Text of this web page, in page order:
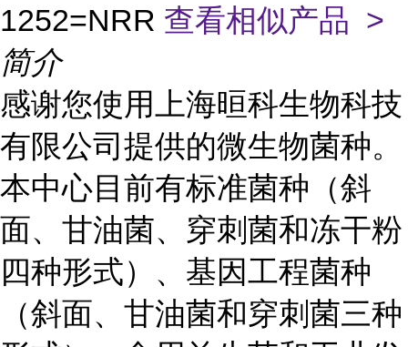
1252=NRR 查看相似产品 >
简介
感谢您使用上海晅科生物科技
有限公司提供的微生物菌种。
本中心目前有标准菌种（斜
面、甘油菌、穿刺菌和冻干粉
四种形式）、基因工程菌种
（斜面、甘油菌和穿刺菌三种